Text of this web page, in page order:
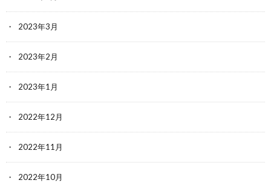
2023年3月
2023年2月
2023年1月
2022年12月
2022年11月
2022年10月